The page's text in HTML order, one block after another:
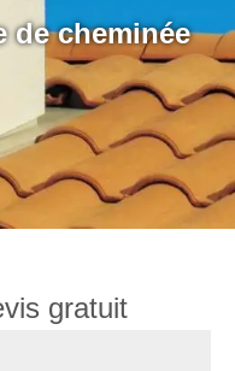
de cheminée
gratuit